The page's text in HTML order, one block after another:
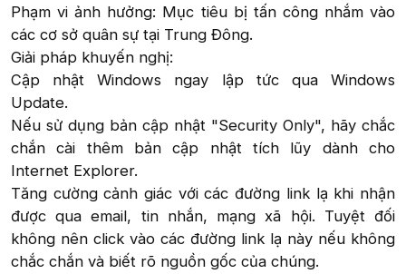
Phạm vi ảnh hưởng: Mục tiêu bị tấn công nhắm vào
các cơ sở quân sự tại Trung Đông.
Giải pháp khuyến nghị:
Cập nhật Windows ngay lập tức qua Windows
Update.
Nếu sử dụng bản cập nhật "Security Only", hãy chắc
chắn cài thêm bản cập nhật tích lũy dành cho
Internet Explorer.
Tăng cường cảnh giác với các đường link lạ khi nhận
được qua email, tin nhắn, mạng xã hội. Tuyệt đối
không nên click vào các đường link lạ này nếu không
chắc chắn và biết rõ nguồn gốc của chúng.